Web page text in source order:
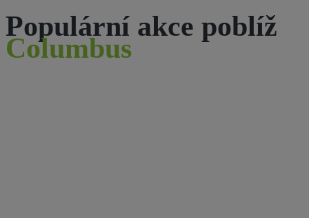
Populární akce poblíž
Columbus